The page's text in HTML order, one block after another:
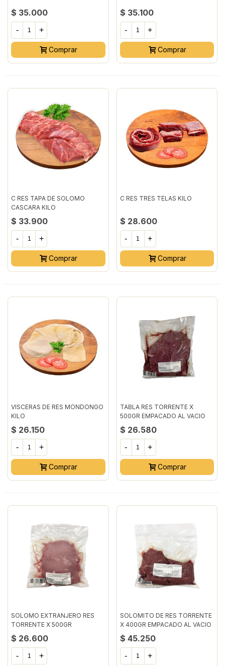
$ 35.000
- +
Comprar
$ 35.100
- +
Comprar
C RES TAPA DE SOLOMO
CASCARA KILO
$ 33.900
- +
Comprar
C RES TRES TELAS KILO
$ 28.600
- +
Comprar
VISCERAS DE RES MONDONGO
KILO
$ 26.150
- +
Comprar
TABLA RES TORRENTE X
500GR EMPACADO AL VACIO
$ 26.580
- +
Comprar
SOLOMO EXTRANJERO RES
TORRENTE X 500GR
EMPACADO AL VACIO
$ 26.600
- +
SOLOMITO DE RES TORRENTE
X 400GR EMPACADO AL VACIO
$ 45.250
- +